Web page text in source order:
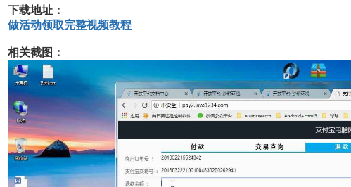
下载地址：
做活动领取完整视频教程
相关截图：